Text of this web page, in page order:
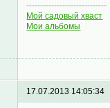
-----------------------------
Мой садовый хваст
Мои альбомы
17.07.2013 14:05:34